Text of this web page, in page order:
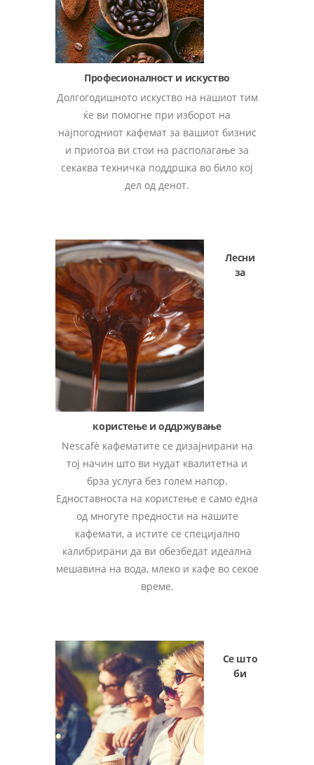
Професионалност и искуство
Долгогодишното искуство на нашиот тим
ќе ви помогне при изборот на
најпогодниот кафемат за вашиот бизнис
и приотоа ви стои на располагање за
секаква техничка поддршка во било кој
дел од денот.
Лесни
за
користење и оддржување
Nescafè кафематите се дизајнирани на
тој начин што ви нудат квалитетна и
брза услуга без голем напор.
Едноставноста на користење е само една
од многуте предности на нашите
кафемати, а истите се специјално
калибрирани да ви обезбедат идеална
мешавина на вода, млеко и кафе во секое
време.
Се што
би